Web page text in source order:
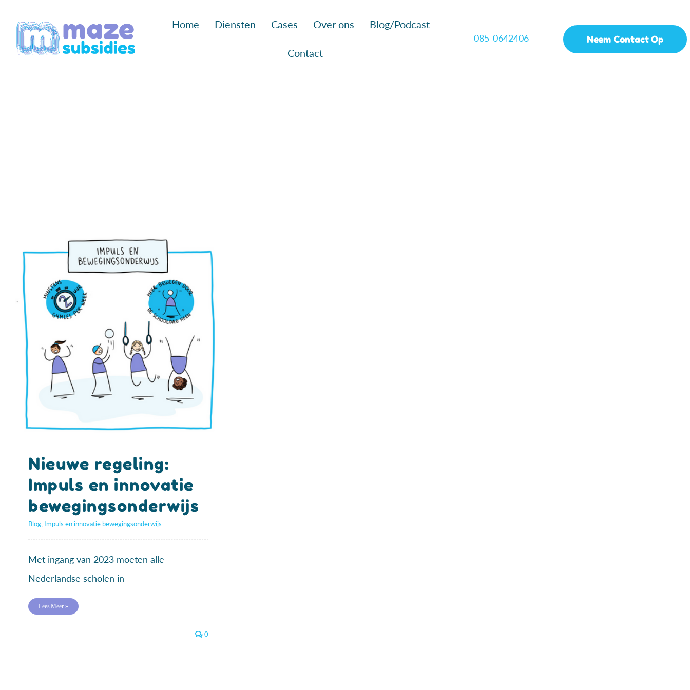
naar
inhoud
Home Diensten Cases Over ons Blog/Podcast
Contact
085-0642406 Neem Contact Op
Nieuwe regeling:
Impuls en innovatie
bewegingsonderwijs
Blog, Impuls en innovatie bewegingsonderwijs
Met ingang van 2023 moeten alle
Nederlandse scholen in
Lees Meer »
0